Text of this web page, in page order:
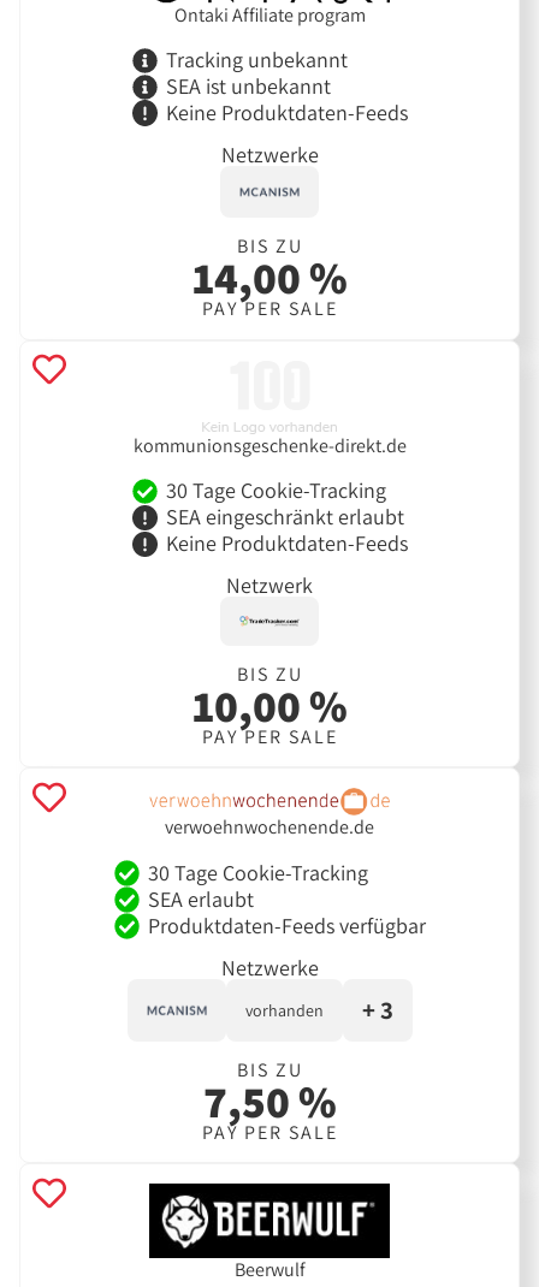
Ontaki Affiliate program
Tracking unbekannt
SEA ist unbekannt
Keine Produktdaten-Feeds
Netzwerke
BIS ZU
14,00 %
PAY PER SALE
kommunionsgeschenke-direkt.de
30 Tage Cookie-Tracking
SEA eingeschränkt erlaubt
Keine Produktdaten-Feeds
Netzwerk
BIS ZU
10,00 %
PAY PER SALE
verwoehnwochenende.de
30 Tage Cookie-Tracking
SEA erlaubt
Produktdaten-Feeds verfügbar
Netzwerke
vorhanden + 3
BIS ZU
7,50 %
PAY PER SALE
Beerwulf